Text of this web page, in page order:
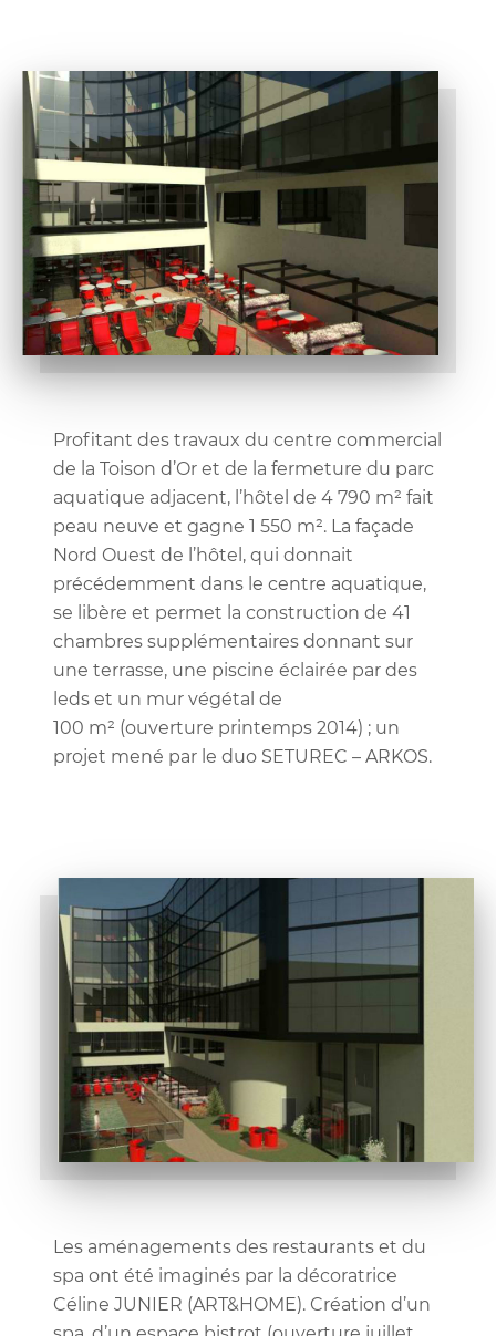
Profitant des travaux du centre commercial
de la Toison d’Or et de la fermeture du parc
aquatique adjacent, l’hôtel de 4 790 m² fait
peau neuve et gagne 1 550 m². La façade
Nord Ouest de l’hôtel, qui donnait
précédemment dans le centre aquatique,
se libère et permet la construction de 41
chambres supplémentaires donnant sur
une terrasse, une piscine éclairée par des
leds et un mur végétal de
100 m² (ouverture printemps 2014) ; un
projet mené par le duo SETUREC – ARKOS.
Les aménagements des restaurants et du
spa ont été imaginés par la décoratrice
Céline JUNIER (ART&HOME). Création d’un